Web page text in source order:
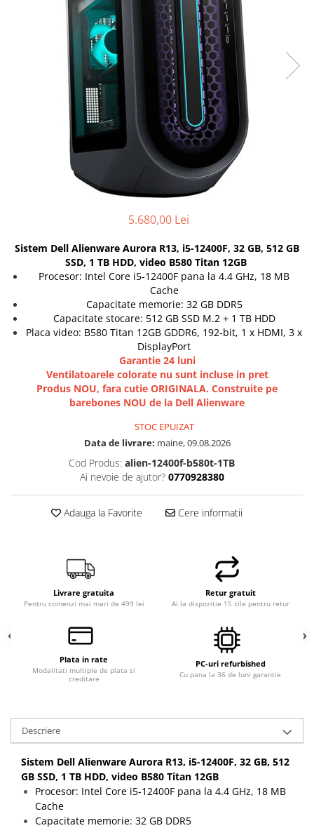
Genti Laptop
Incarcatoare laptop
Incarcatoare laptop refurbished
Standuri și Coolere Laptop
Alte accesorii
Placi de baza
Ventilatoare carcasa
Componente Renew/Refurbished
Placi de baza REFURBISHED
Calculatoare All-in-One RENEW
Componente All-in-One
5.680,00 Lei
Sistem Dell Alienware Aurora R13, i5-12400F, 32 GB, 512 GB
SSD, 1 TB HDD, video B580 Titan 12GB
Procesor: Intel Core i5-12400F pana la 4.4 GHz, 18 MB
Cache
Capacitate memorie: 32 GB DDR5
Capacitate stocare: 512 GB SSD M.2 + 1 TB HDD
Placa video: B580 Titan 12GB GDDR6, 192-bit, 1 x HDMI, 3 x
DisplayPort
Garantie 24 luni
Ventilatoarele colorate nu sunt incluse in pret
Produs NOU, fara cutie ORIGINALA. Construite pe
barebones NOU de la Dell Alienware
STOC EPUIZAT
Data de livrare: maine, 09.08.2026
Cod Produs: alien-12400f-b580t-1TB
Ai nevoie de ajutor? 0770928380
Adauga la Favorite Cere informatii
Livrare gratuita
Pentru comenzi mai mari de 499 lei
Retur gratuit
Ai la dispozitie 15 zile pentru retur
Plata in rate
Modalitati multiple de plata si
creditare
PC-uri refurbished
Cu pana la 36 de luni garantie
Descriere
Sistem Dell Alienware Aurora R13, i5-12400F, 32 GB, 512
GB SSD, 1 TB HDD, video B580 Titan 12GB
Procesor: Intel Core i5-12400F pana la 4.4 GHz, 18 MB
Cache
Capacitate memorie: 32 GB DDR5